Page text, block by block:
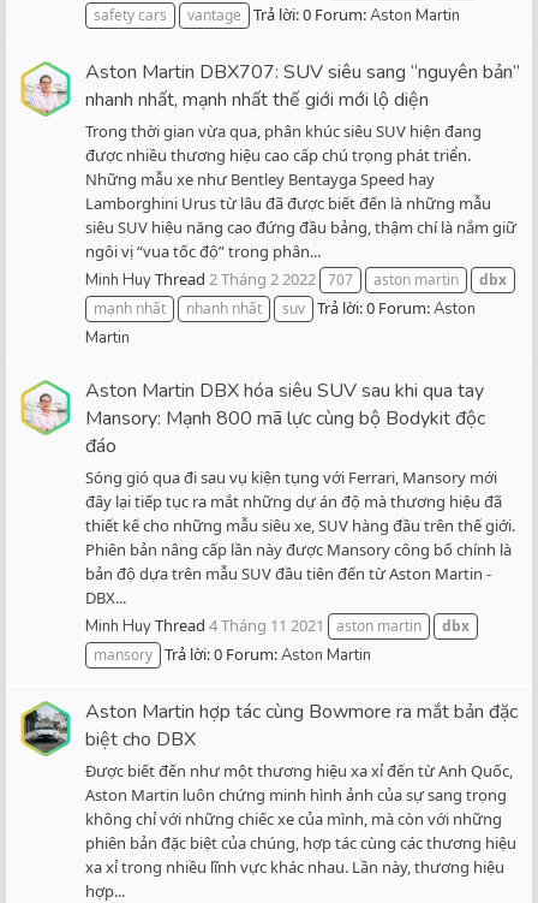
safety cars
vantage Trả lời: 0 Forum:Aston Martin
Aston Martin DBX707: SUV siêu sang “nguyên bản”
nhanh nhất, mạnh nhất thế giới mới lộ diện
Trong thời gian vừa qua, phân khúc siêu SUV hiện đang
được nhiều thương hiệu cao cấp chú trọng phát triển.
Những mẫu xe như Bentley Bentayga Speed hay
Lamborghini Urus từ lâu đã được biết đến là những mẫu
siêu SUV hiệu năng cao đứng đầu bảng, thậm chí là nắm giữ
ngôi vị “vua tốc độ” trong phân...
Minh HuyThread 2 Tháng 2 2022 707 aston martin
dbx
mạnh nhất
nhanh nhất suv Trả lời: 0 Forum:Aston
Martin
Aston Martin DBX hóa siêu SUV sau khi qua tay
Mansory: Mạnh 800 mã lực cùng bộ Bodykit độc
đáo
Sóng gió qua đi sau vụ kiện tụng với Ferrari, Mansory mới
đây lại tiếp tục ra mắt những dự án độ mà thương hiệu đã
thiết kế cho những mẫu siêu xe, SUV hàng đầu trên thế giới.
Phiên bản nâng cấp lần này được Mansory công bố chính là
bản độ dựa trên mẫu SUV đầu tiên đến từ Aston Martin -
DBX...
Minh HuyThread 4 Tháng 11 2021 aston martin
dbx
mansory Trả lời: 0 Forum:Aston Martin
Aston Martin hợp tác cùng Bowmore ra mắt bản đặc
biệt cho DBX
Được biết đến như một thương hiệu xa xỉ đến từ Anh Quốc,
Aston Martin luôn chứng minh hình ảnh của sự sang trọng
không chỉ với những chiếc xe của mình, mà còn với những
phiên bản đặc biệt của chúng, hợp tác cùng các thương hiệu
xa xỉ trong nhiều lĩnh vực khác nhau. Lần này, thương hiệu
hợp...